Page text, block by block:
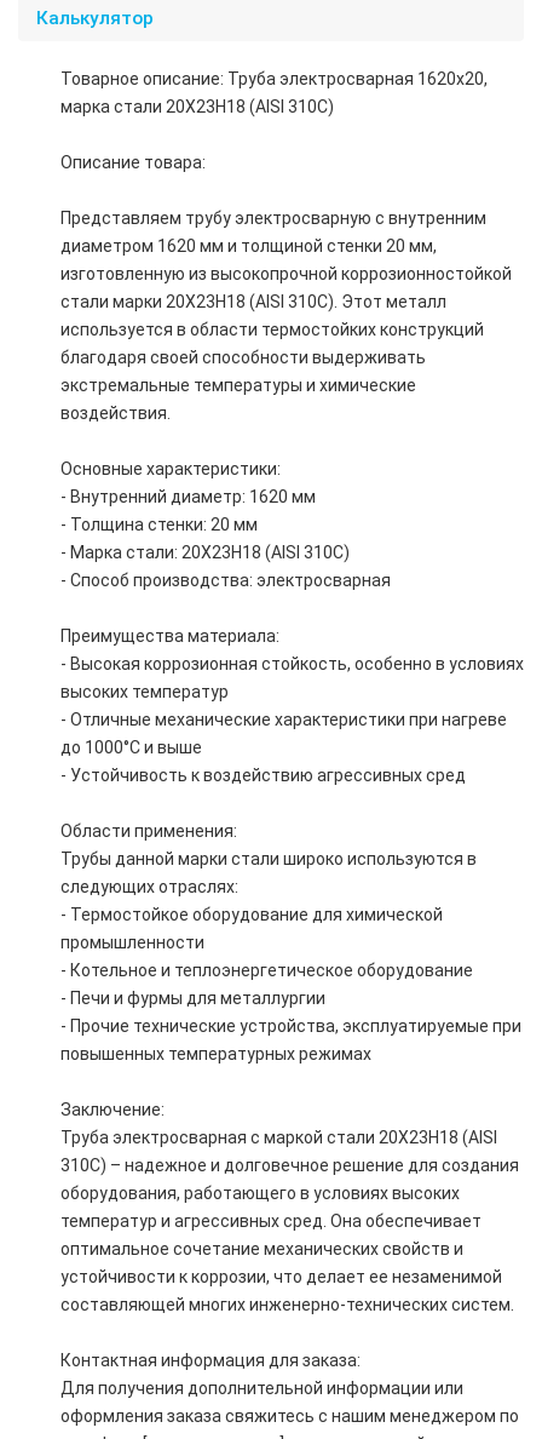
Калькулятор
Товарное описание: Труба электросварная 1620х20,
марка стали 20Х23Н18 (AISI 310С)
Описание товара:
Представляем трубу электросварную с внутренним
диаметром 1620 мм и толщиной стенки 20 мм,
изготовленную из высокопрочной коррозионностойкой
стали марки 20Х23Н18 (AISI 310С). Этот металл
используется в области термостойких конструкций
благодаря своей способности выдерживать
экстремальные температуры и химические
воздействия.
Основные характеристики:
- Внутренний диаметр: 1620 мм
- Толщина стенки: 20 мм
- Марка стали: 20Х23Н18 (AISI 310С)
- Способ производства: электросварная
Преимущества материала:
- Высокая коррозионная стойкость, особенно в условиях
высоких температур
- Отличные механические характеристики при нагреве
до 1000°C и выше
- Устойчивость к воздействию агрессивных сред
Области применения:
Трубы данной марки стали широко используются в
следующих отраслях:
- Термостойкое оборудование для химической
промышленности
- Котельное и теплоэнергетическое оборудование
- Печи и фурмы для металлургии
- Прочие технические устройства, эксплуатируемые при
повышенных температурных режимах
Заключение:
Труба электросварная с маркой стали 20Х23Н18 (AISI
310С) – надежное и долговечное решение для создания
оборудования, работающего в условиях высоких
температур и агрессивных сред. Она обеспечивает
оптимальное сочетание механических свойств и
устойчивости к коррозии, что делает ее незаменимой
составляющей многих инженерно-технических систем.
Контактная информация для заказа:
Для получения дополнительной информации или
оформления заказа свяжитесь с нашим менеджером по